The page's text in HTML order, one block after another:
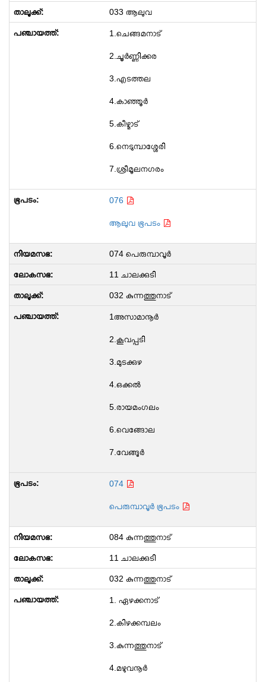
033 ആലുവ
1.ചെങ്ങമനാട്
2.ചൂര്‍ണ്ണിക്കര
3.എടത്തല
4.കാഞ്ഞൂർ
5.കീഴ്മാട്
6.നെടുമ്പാശ്ശേരി
7.ശ്രീമൂലനഗരം
076
ആലുവ ഭൂപടം
074 പെരുമ്പാവൂർ
11 ചാലക്കുടി
032 കുന്നത്തുനാട്
1അസാമാനൂർ
2.കൂവപ്പടി
3.മുടക്കുഴ
4.ഒക്കൽ
5.രായമംഗലം
6.വെങ്ങോല
7.വേങ്ങൂർ
074
പെരുമ്പാവൂർ ഭൂപടം
084 കുന്നത്തുനാട്
11 ചാലക്കുടി
032 കുന്നത്തുനാട്
1. ഏഴക്കനാട്
2.കിഴക്കമ്പലം
3.കുന്നത്തുനാട്
4.മഴുവനൂർ